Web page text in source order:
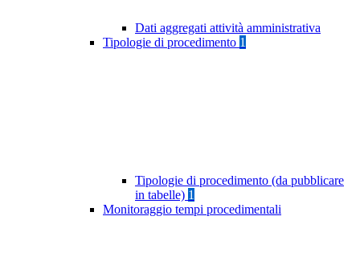
Dati aggregati attività amministrativa
Tipologie di procedimento 1
Tipologie di procedimento (da pubblicare
in tabelle) 1
Monitoraggio tempi procedimentali